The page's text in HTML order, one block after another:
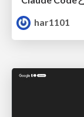
har1101